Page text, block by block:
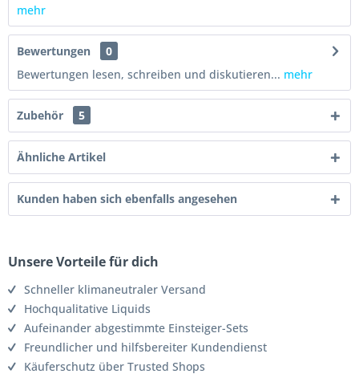
mehr
Bewertungen
0
Bewertungen lesen, schreiben und diskutieren... mehr
Zubehör 5
Ähnliche Artikel
Kunden haben sich ebenfalls angesehen
Unsere Vorteile für dich
Schneller klimaneutraler Versand
Hochqualitative Liquids
Aufeinander abgestimmte Einsteiger-Sets
Freundlicher und hilfsbereiter Kundendienst
Käuferschutz über Trusted Shops